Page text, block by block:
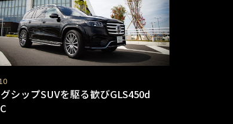
シップSUVを駆る歓びGLS450d